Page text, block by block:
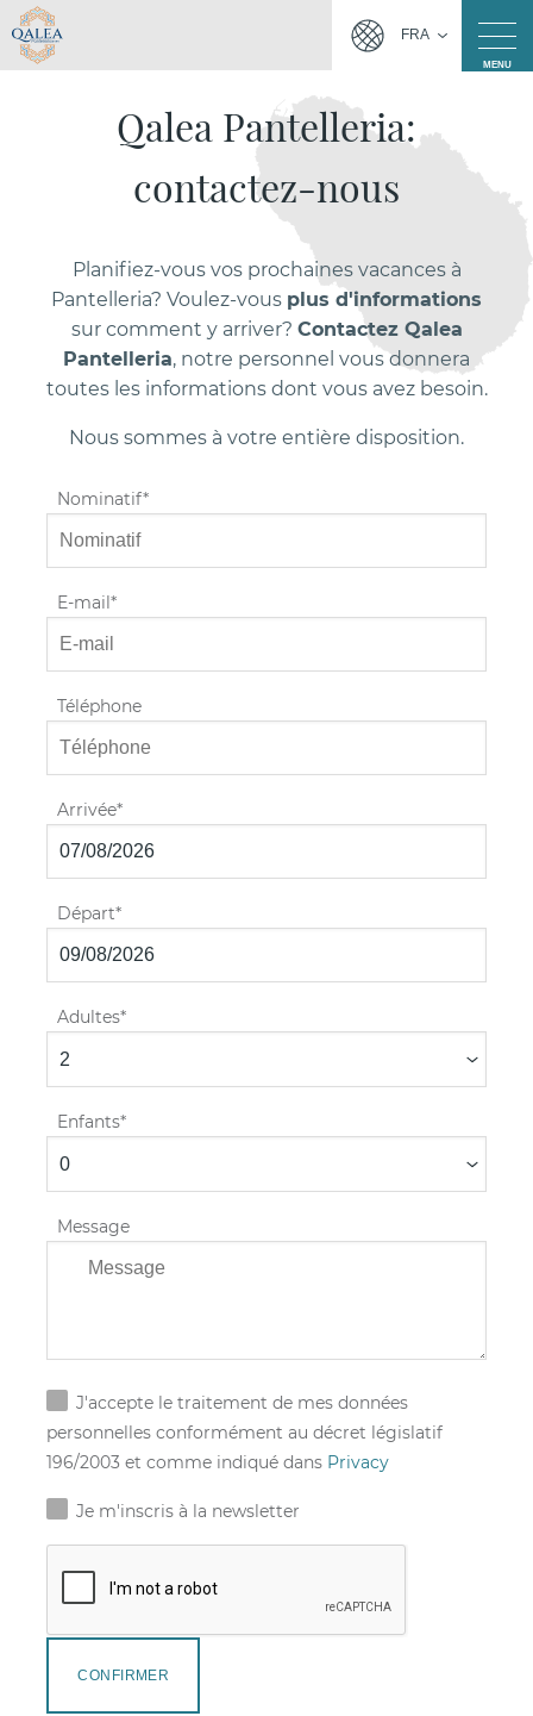
FRA
MENU
Qalea Pantelleria:
contactez-nous
Planifiez-vous vos prochaines vacances à
Pantelleria? Voulez-vous plus d'informations
sur comment y arriver? Contactez Qalea
Pantelleria, notre personnel vous donnera
toutes les informations dont vous avez besoin.
Nous sommes à votre entière disposition.
Nominatif
E-mail
Téléphone
Arrivée
Départ
Adultes
Enfants
Message
J'accepte le traitement de mes données
personnelles conformément au décret législatif
196/2003 et comme indiqué dans Privacy
Je m'inscris à la newsletter
CONFIRMER